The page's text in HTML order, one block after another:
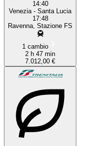
14:40
Venezia - Santa Lucia
17:48
Ravenna, Stazione FS
1 cambio
2 h 47 min
7.012,00 €